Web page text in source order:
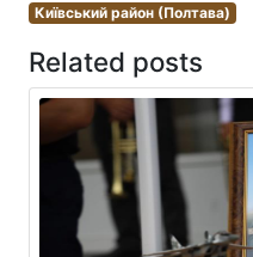
Київський район (Полтава)
Related posts